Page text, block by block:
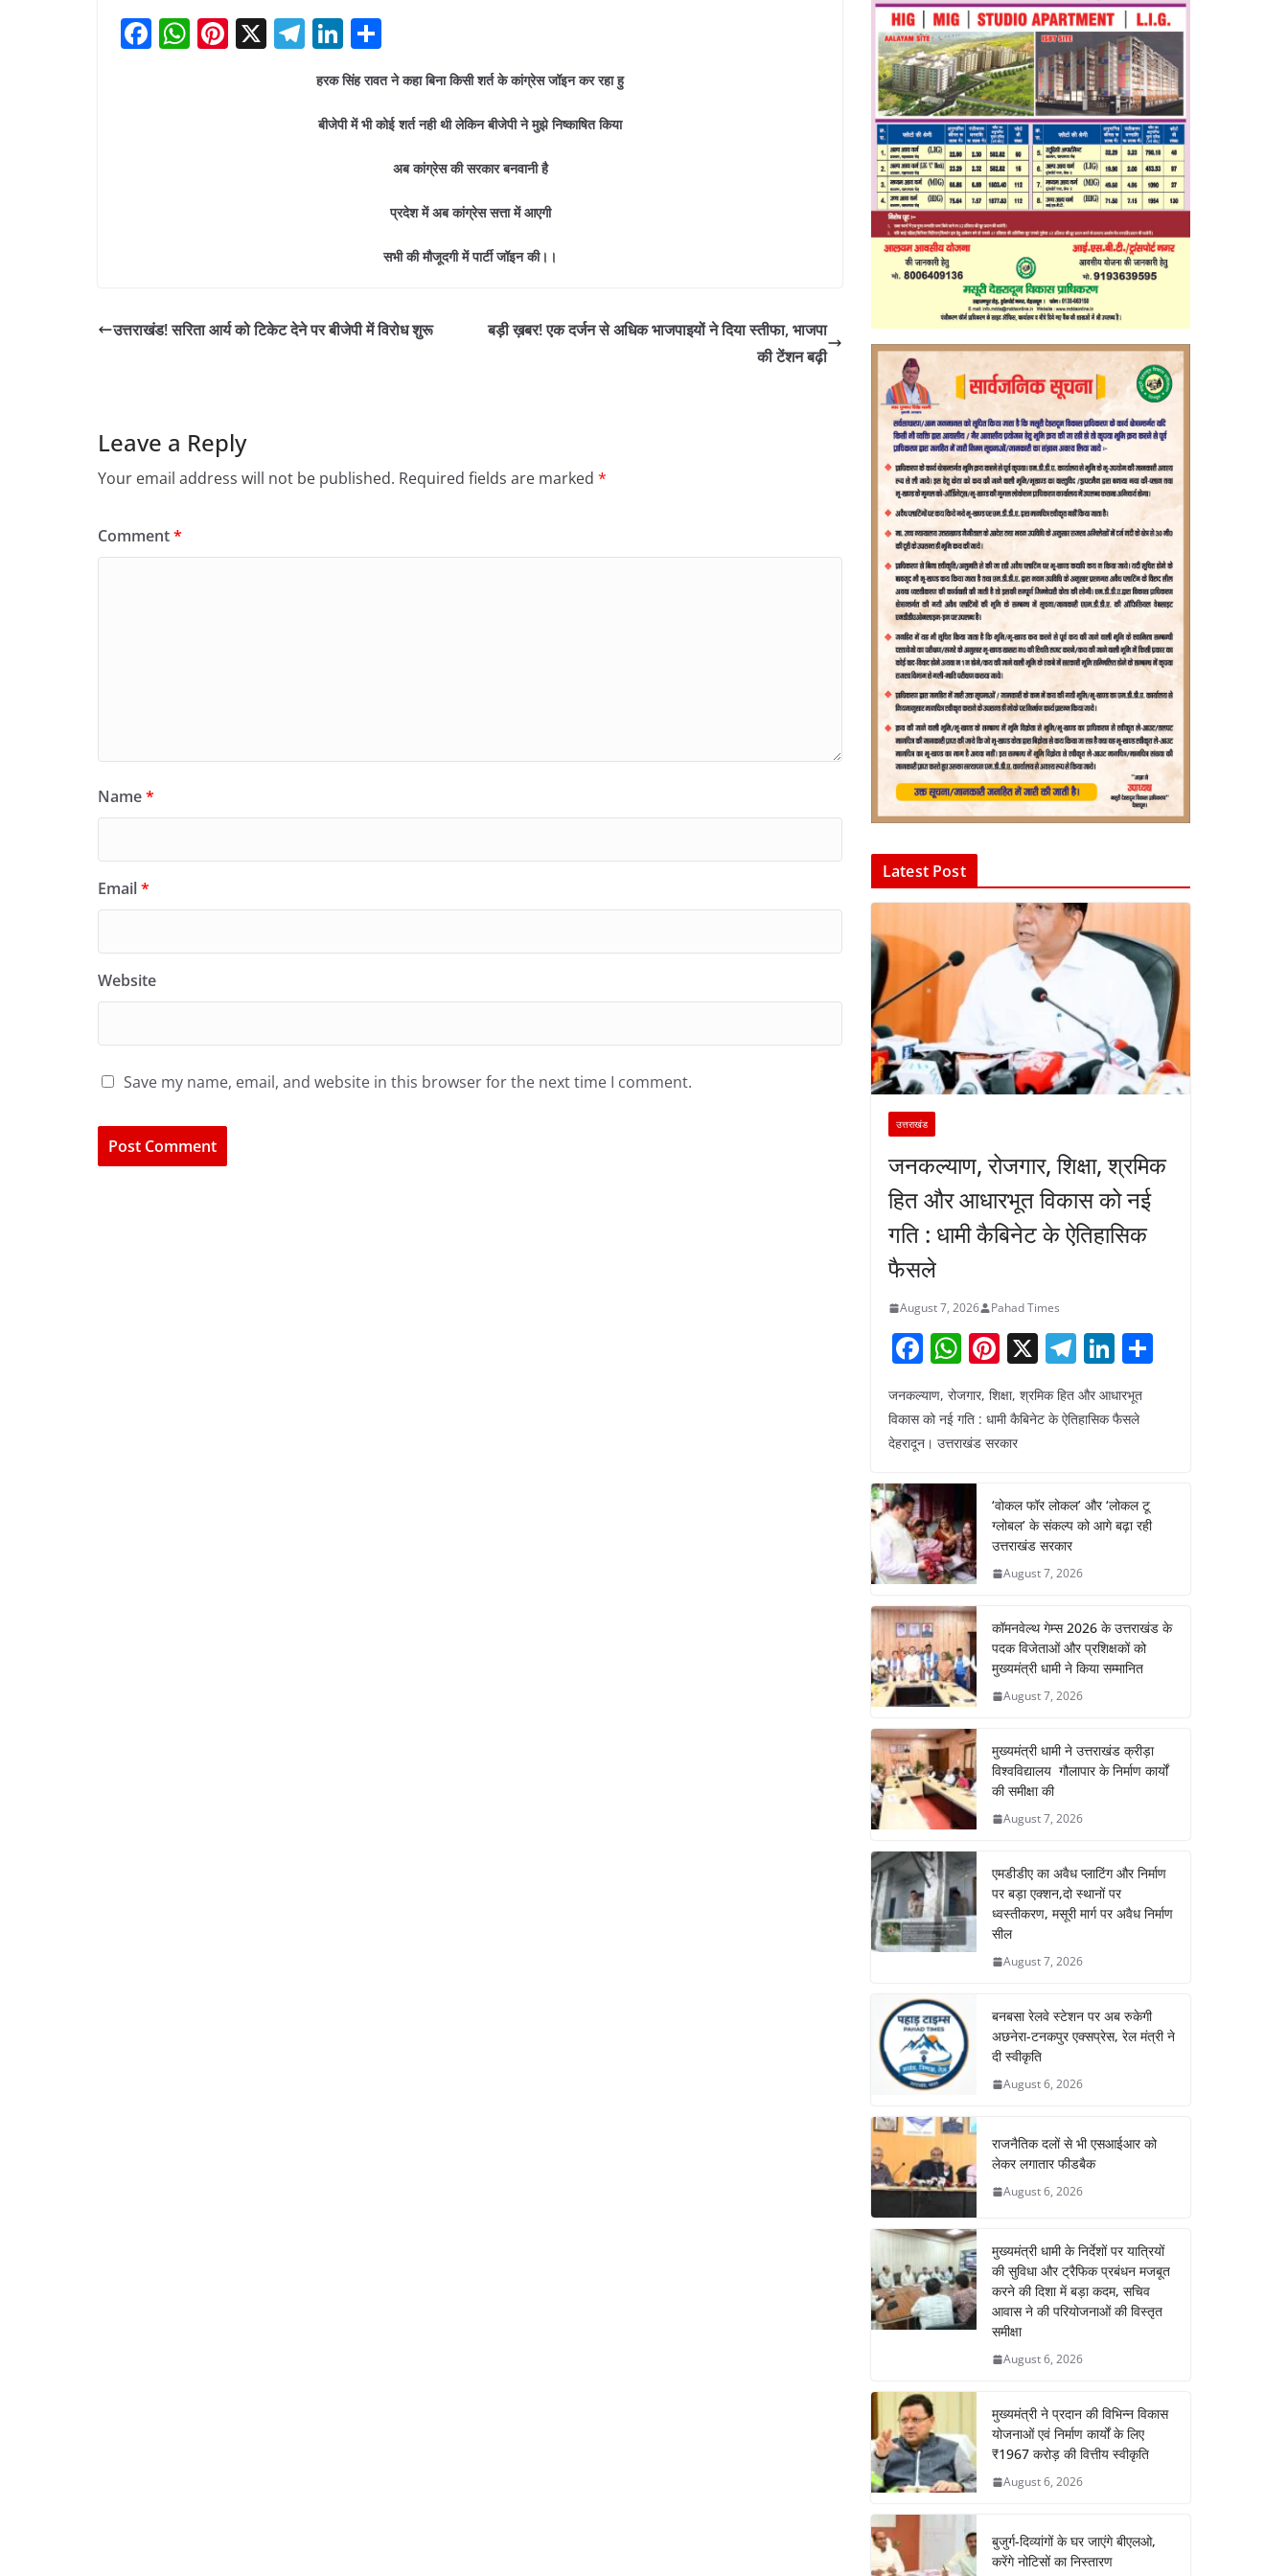
F W Pi X T
e
gr
Li
n
k
e
h
ar
e
हरक सिंह रावत ने कहा बिना किसी शर्त के कांग्रेस जॉइन कर रहा हु
बीजेपी में भी कोई शर्त नही थी लेकिन बीजेपी ने मुझे निष्काषित किया
अब कांग्रेस की सरकार बनवानी है
प्रदेश में अब कांग्रेस सत्ता में आएगी
सभी की मौजूदगी में पार्टी जॉइन की।।
उत्तराखंड! सरिता आर्य को टिकेट देने पर बीजेपी में विरोध शुरू
बड़ी ख़बर! एक दर्जन से अधिक भाजपाइयों ने दिया स्तीफा, भाजपा
की टेंशन बढ़ी
Leave a Reply
Your email address will not be published. Required fields are marked *
Comment*
Name*
Email*
Website
Save my name, email, and website in this browser for the next time I comment.
Latest Post
उत्तराखंड
जनकल्याण, रोजगार, शिक्षा, श्रमिक
हित और आधारभूत विकास को नई
गति : धामी कैबिनेट के ऐतिहासिक
फैसले
August 7, 2026 Pahad Times
F
c
e
o
o
k
W
at
s
p
Pi
er
e
X T
el
e
m
Li
k
n
जनकल्याण, रोजगार, शिक्षा, श्रमिक हित और आधारभूत
विकास को नई गति : धामी कैबिनेट के ऐतिहासिक फैसले
देहरादून। उत्तराखंड सरकार
‘वोकल फॉर लोकल’ और ‘लोकल टू
ग्लोबल’ के संकल्प को आगे बढ़ा रही
उत्तराखंड सरकार
August 7, 2026
कॉमनवेल्थ गेम्स 2026 के उत्तराखंड के
पदक विजेताओं और प्रशिक्षकों को
मुख्यमंत्री धामी ने किया सम्मानित
August 7, 2026
मुख्यमंत्री धामी ने उत्तराखंड क्रीड़ा
विश्वविद्यालय गौलापार के निर्माण कार्यों
की समीक्षा की
August 7, 2026
एमडीडीए का अवैध प्लाटिंग और निर्माण
पर बड़ा एक्शन,दो स्थानों पर
ध्वस्तीकरण, मसूरी मार्ग पर अवैध निर्माण
सील
August 7, 2026
बनबसा रेलवे स्टेशन पर अब रुकेगी
अछनेरा-टनकपुर एक्सप्रेस, रेल मंत्री ने
दी स्वीकृति
August 6, 2026
राजनैतिक दलों से भी एसआईआर को
लेकर लगातार फीडबैक
August 6, 2026
मुख्यमंत्री धामी के निर्देशों पर यात्रियों
की सुविधा और ट्रैफिक प्रबंधन मजबूत
करने की दिशा में बड़ा कदम, सचिव
आवास ने की परियोजनाओं की विस्तृत
समीक्षा
August 6, 2026
मुख्यमंत्री ने प्रदान की विभिन्न विकास
योजनाओं एवं निर्माण कार्यों के लिए
₹1967 करोड़ की वित्तीय स्वीकृति
August 6, 2026
बुजुर्ग-दिव्यांगों के घर जाएंगे बीएलओ,
करेंगे नोटिसों का निस्तारण